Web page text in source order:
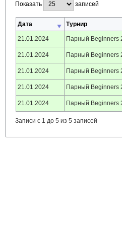
Показать записей
Дата Турнир
21.01.2024 Парный Beginners
21.01.2024 Парный Beginners
21.01.2024 Парный Beginners
21.01.2024 Парный Beginners
21.01.2024 Парный Beginners
Записи с 1 до 5 из 5 записей